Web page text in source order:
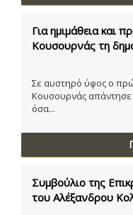
Για ημιμάθεια και
Κουσουρνάς τη
Σε αυστηρό ύφος ο
Κουσουρνάς απάντησε
όσα...
Συμβούλιο της
του Αλέξανδρου